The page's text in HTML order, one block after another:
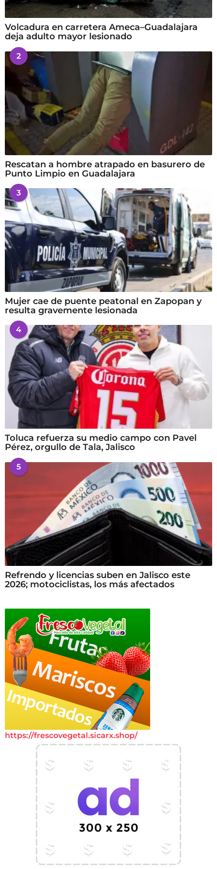
Volcadura en carretera Ameca–Guadalajara
deja adulto mayor lesionado
2
Rescatan a hombre atrapado en basurero de
Punto Limpio en Guadalajara
3
Mujer cae de puente peatonal en Zapopan y
resulta gravemente lesionada
4
Toluca refuerza su medio campo con Pavel
Pérez, orgullo de Tala, Jalisco
5
Refrendo y licencias suben en Jalisco este
2026; motociclistas, los más afectados
https://frescovegetal.sicarx.shop/